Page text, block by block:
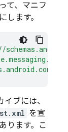
て、マニフ
します。
イブには、
を宣
ります。こ